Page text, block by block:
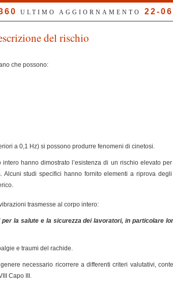
ULTIMO AGGIORNAMENTO 22-
del rischio
che possono:
a 0,1 Hz) si possono produrre fenomeni di cinetosi.
hanno dimostrato l’esistenza di un rischio elevato
studi specifici hanno fornito elementi a riprova degli
trasmesse al corpo intero:
la salute e la sicurezza dei lavoratori, in particolare
e traumi del rachide.
necessario ricorrere a differenti criteri valutativi,
Capo III.